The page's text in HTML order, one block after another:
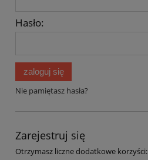
Hasło:
zaloguj się
Nie pamiętasz hasła?
Zarejestruj się
Otrzymasz liczne dodatkowe korzyści: